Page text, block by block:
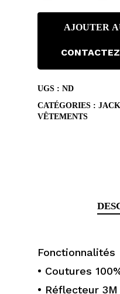
AJOUTER
UGS : ND
CATÉGORIES :
VÊTEMENTS
Fonctionnalités
• Coutures
• Réflecteur 3M